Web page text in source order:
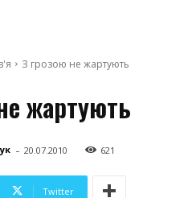
З грозою не жартують
жартують
- 20.07.2010 621
Twitter